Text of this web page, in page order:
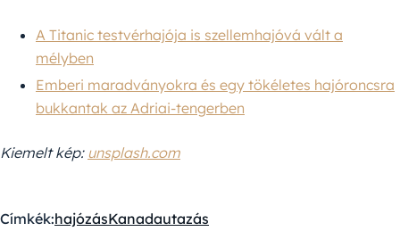
A Titanic testvérhajója is szellemhajóvá vált a
mélyben
Emberi maradványokra és egy tökéletes hajóroncsra
bukkantak az Adriai-tengerben
Kiemelt kép: unsplash.com
Címkék:hajózásKanadautazás